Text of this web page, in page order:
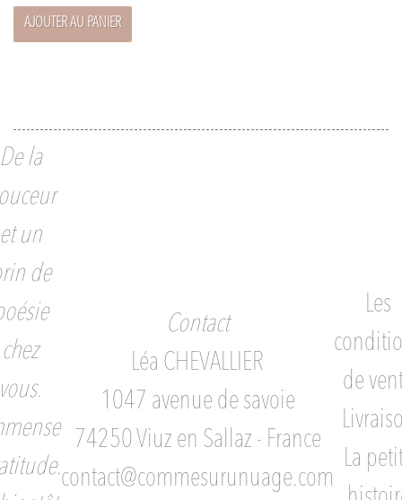
AJOUTER AU PANIER
la
un
de
chez
Contact
Léa CHEVALLIER
1047 avenue de savoie
74250 Viuz en Sallaz - France
contact@commesurunuage.com
Les
de
La